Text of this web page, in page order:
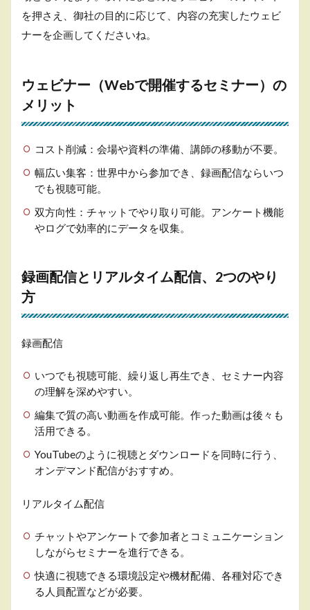
を押さえ、御社の目的に応じて、内容の充実したウェビ
ナーを企画してくださいね。
ウェビナー（Webで開催するセミナー）の
メリット
コスト削減：会場や資料の準備、講師の移動が不要。
幅広い集客：世界中から参加でき、録画配信ならいつ
でも視聴可能。
双方向性：チャットでやり取り可能。アンケート機能
やログで効率的にデータを収集。
録画配信とリアルタイム配信、2つのやり
方
録画配信
いつでも視聴可能、繰り返し再生でき、セミナー内容
の理解を深めやすい。
編集で質の高い動画を作成可能。作った動画は後々も
活用できる。
YouTubeのように視聴とダウンロードを同時に行う、
オンデマンド配信がおすすめ。
リアルタイム配信
チャットやアンケートで参加者とコミュニケーション
しながらセミナーを進行できる。
快適に視聴できる環境設定や機材配備、各種対応でき
る人員配置などが必要。